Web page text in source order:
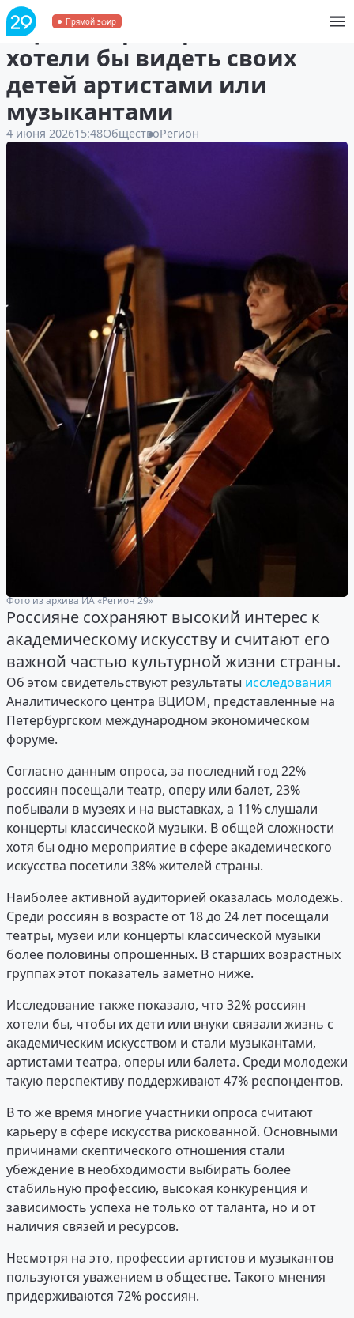
Прямой эфир
ВЦИОМ: треть россиян
хотели бы видеть своих
детей артистами или
музыкантами
4 июня 202615:48ОбществоРегион
Фото из архива ИА «Регион 29»
Россияне сохраняют высокий интерес к
академическому искусству и считают его
важной частью культурной жизни страны.
Об этом свидетельствуют результаты исследования
Аналитического центра ВЦИОМ, представленные на
Петербургском международном экономическом
форуме.
Согласно данным опроса, за последний год 22%
россиян посещали театр, оперу или балет, 23%
побывали в музеях и на выставках, а 11% слушали
концерты классической музыки. В общей сложности
хотя бы одно мероприятие в сфере академического
искусства посетили 38% жителей страны.
Наиболее активной аудиторией оказалась молодежь.
Среди россиян в возрасте от 18 до 24 лет посещали
театры, музеи или концерты классической музыки
более половины опрошенных. В старших возрастных
группах этот показатель заметно ниже.
Исследование также показало, что 32% россиян
хотели бы, чтобы их дети или внуки связали жизнь с
академическим искусством и стали музыкантами,
артистами театра, оперы или балета. Среди молодежи
такую перспективу поддерживают 47% респондентов.
В то же время многие участники опроса считают
карьеру в сфере искусства рискованной. Основными
причинами скептического отношения стали
убеждение в необходимости выбирать более
стабильную профессию, высокая конкуренция и
зависимость успеха не только от таланта, но и от
наличия связей и ресурсов.
Несмотря на это, профессии артистов и музыкантов
пользуются уважением в обществе. Такого мнения
придерживаются 72% россиян.